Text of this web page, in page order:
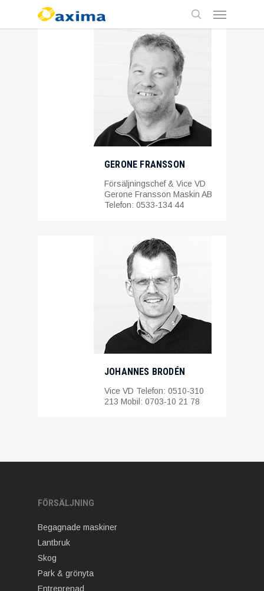
search
Menu
GERONE FRANSSON
Försäljningschef & Vice VD
Gerone Fransson Maskin AB
Telefon: 0533-134 44
JOHANNES BRODÉN
Vice VD Telefon: 0510-310
213 Mobil: 0703-10 21 78
FÖRSÄLJNING
Begagnade maskiner
Lantbruk
Skog
Park & grönyta
Entreprenad